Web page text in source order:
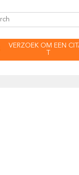
VERZOEK OM EEN